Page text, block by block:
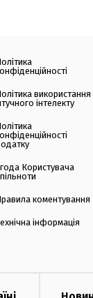
використання
інтелекту
Користувача
коментування
інформація